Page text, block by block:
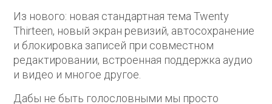
Из нового: новая стандартная тема Twenty
Thirteen, новый экран ревизий, автосохранение
и блокировка записей при совместном
редактировании, встроенная поддержка аудио
и видео и многое другое.
Дабы не быть голословными мы просто